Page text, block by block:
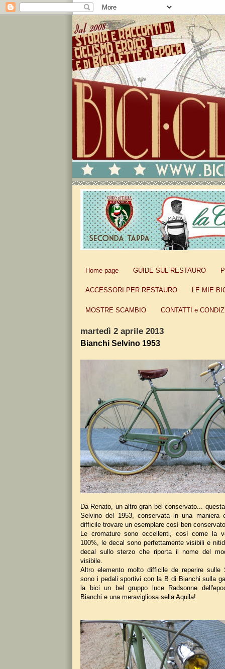
Home page GUIDE SUL RESTAURO
ACCESSORI PER RESTAURO LE MIE
MOSTRE SCAMBIO CONTATTI e
martedì 2 aprile 2013
Bianchi Selvino 1953
Da Renato, un altro gran bel conservato...
Selvino del 1953, conservata in una maniera
difficile trovare un esemplare così ben
Le cromature sono eccellenti, così come la
100%, le decal sono perfettamente visibili e
decal sullo sterzo che riporta il nome del
visibile.
Altro elemento molto difficile de reperire sulle
sono i pedali sportivi con la B di Bianchi sulla
la bici un bel gruppo luce Radsonne
Bianchi e una meravigliosa sella Aquila!